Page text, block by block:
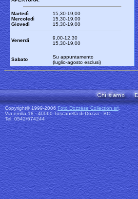
Martedì
Mercoledì
Giovedì
15,30-19,00
15,30-19,00
15,30-19,00
Venerdì
9,00-12,30
15,30-19,00
Sabato
Su appuntamento
(luglio-agosto esclusi)
Copyright© 1999-2006Foto Dozzese Collection srl.
Via emilia 18 - 40060 Toscanella di Dozza - BO
Tel. 0542/674244